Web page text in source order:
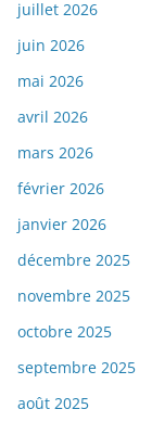
juillet 2026
juin 2026
mai 2026
avril 2026
mars 2026
février 2026
janvier 2026
décembre 2025
novembre 2025
octobre 2025
septembre 2025
août 2025